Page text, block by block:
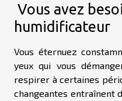
Vous avez
humidificateur
Vous éternuez
yeux qui vous
respirer à certaines
changeantes entraînent